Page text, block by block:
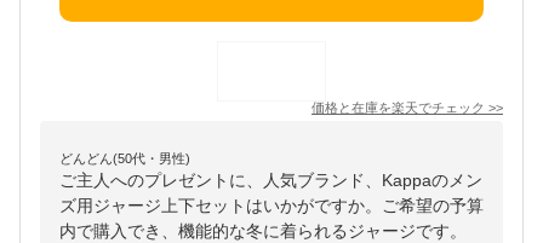
価格と在庫を楽天でチェック >>
どんどん(50代・男性)
ご主人へのプレゼントに、人気ブランド、Kappaのメン
ズ用ジャージ上下セットはいかがですか。ご希望の予算
内で購入でき、機能的な冬に着られるジャージです。